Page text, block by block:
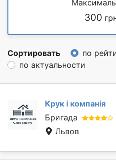
300
Сортировать по
по актуальности
Крук і компанія
Бригада
Львов